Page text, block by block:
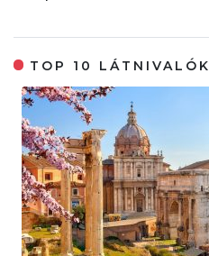
TOP 10 LÁTNIVALÓK